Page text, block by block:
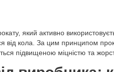
який активно
від кола. За цим принципом
підвищеною міцністю та